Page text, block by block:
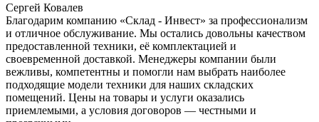
Сергей Ковалев
Благодарим компанию «Склад - Инвест» за профессионализм
и отличное обслуживание. Мы остались довольны качеством
предоставленной техники, её комплектацией и
своевременной доставкой. Менеджеры компании были
вежливы, компетентны и помогли нам выбрать наиболее
подходящие модели техники для наших складских
помещений. Цены на товары и услуги оказались
приемлемыми, а условия договоров — честными и